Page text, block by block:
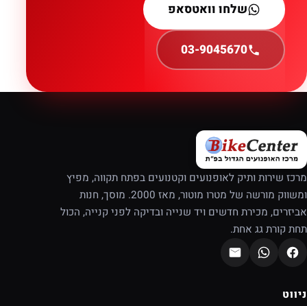
שלחו וואטסאפ
03-9045670
מרכז שירות ותיק לאופנועים וקטנועים בפתח תקווה, מפיץ
ומשווק מורשה של מטרו מוטור, מאז 2000. מוסך, חנות
אביזרים, מכירת חדשים ויד שנייה ובדיקה לפני קנייה, הכול
תחת קורת גג אחת.
ניווט